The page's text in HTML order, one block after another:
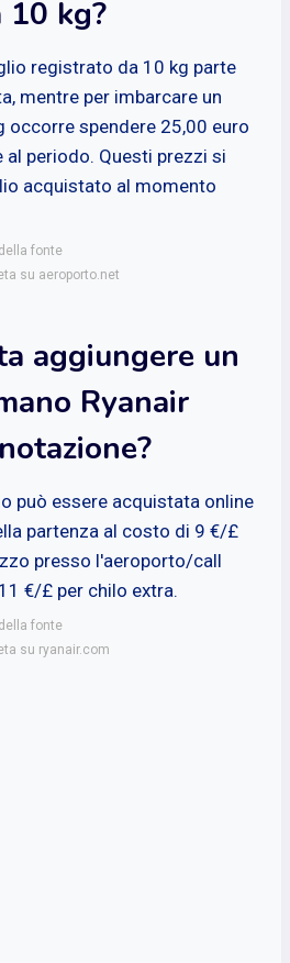
10 kg?
registrato da 10 kg parte
mentre per imbarcare un
occorre spendere 25,00 euro
al periodo. Questi prezzi si
acquistato al momento
fonte
su aeroporto.net
aggiungere un
Ryanair
può essere acquistata online
partenza al costo di 9 €/£
presso l'aeroporto/call
€/£ per chilo extra.
fonte
su ryanair.com